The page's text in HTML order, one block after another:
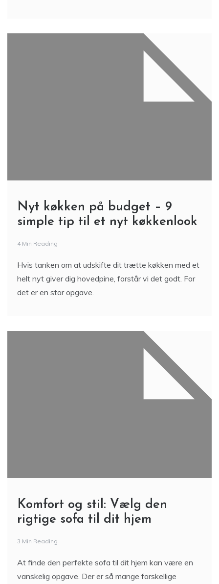
Nyt køkken på budget – 9
simple tip til et nyt køkkenlook
4 Min Reading
Hvis tanken om at udskifte dit trætte køkken med et
helt nyt giver dig hovedpine, forstår vi det godt. For
det er en stor opgave.
Komfort og stil: Vælg den
rigtige sofa til dit hjem
3 Min Reading
At finde den perfekte sofa til dit hjem kan være en
vanskelig opgave. Der er så mange forskellige